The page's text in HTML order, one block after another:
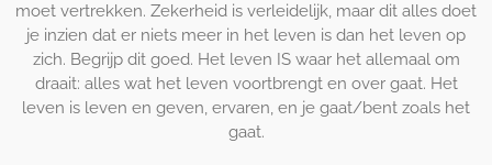
moet vertrekken. Zekerheid is verleidelijk, maar dit alles doet
je inzien dat er niets meer in het leven is dan het leven op
zich. Begrijp dit goed. Het leven IS waar het allemaal om
draait: alles wat het leven voortbrengt en over gaat. Het
leven is leven en geven, ervaren, en je gaat/bent zoals het
gaat.